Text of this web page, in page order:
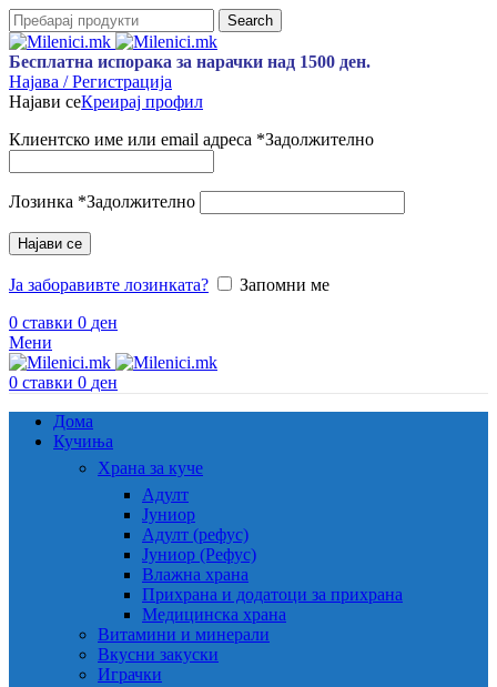
Search
Бесплатна испорака за нарачки над 1500 ден.
Најава / Регистрација
Најави сеКреирај профил
Клиентско име или email адреса *Задолжително
Лозинка *Задолжително
Најави се
Ја заборавивте лозинката?
Запомни ме
0 ставки 0 ден
Мени
0 ставки 0 ден
Дома
Кучиња
Храна за куче
Адулт
Јуниор
Адулт (рефус)
Јуниор (Рефус)
Влажна храна
Прихрана и додатоци за прихрана
Медицинска храна
Витамини и минерали
Вкусни закуски
Играчки